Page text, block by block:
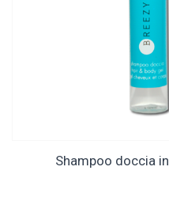
Shampoo doccia